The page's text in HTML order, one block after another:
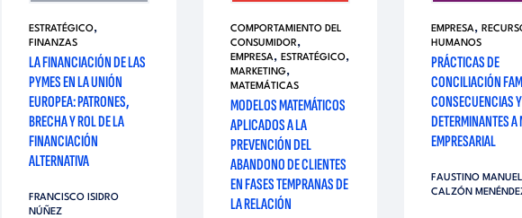
ESTRATÉGICO,
FINANZAS
LA FINANCIACIÓN DE LAS
PYMES EN LA UNIÓN
EUROPEA: PATRONES,
BRECHA Y ROL DE LA
FINANCIACIÓN
ALTERNATIVA
FRANCISCO ISIDRO
NÚÑEZ
COMPORTAMIENTO DEL
CONSUMIDOR,
EMPRESA, ESTRATÉGICO,
MARKETING,
MATEMÁTICAS
MODELOS MATEMÁTICOS
APLICADOS A LA
PREVENCIÓN DEL
ABANDONO DE CLIENTES
EN FASES TEMPRANAS DE
LA RELACIÓN
EMPRESA,
HUMANOS
PRÁCTICAS DE
CONCILIACIÓN
CONSECUENCIAS Y
DETERMINANTES A
EMPRESARIAL
FAUSTINO MANUEL
CALZÓN